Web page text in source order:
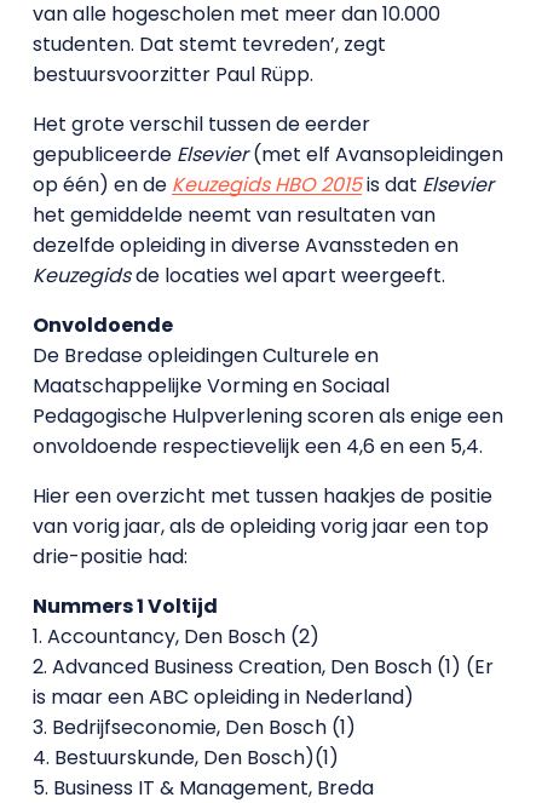
van alle hogescholen met meer dan 10.000
studenten. Dat stemt tevreden’, zegt
bestuursvoorzitter Paul Rüpp.
Het grote verschil tussen de eerder
gepubliceerde Elsevier(met elf Avansopleidingen
op één) en de Keuzegids HBO 2015is dat Elsevier
het gemiddelde neemt van resultaten van
dezelfde opleiding in diverse Avanssteden en
Keuzegidsde locaties wel apart weergeeft.
Onvoldoende
De Bredase opleidingen Culturele en
Maatschappelijke Vorming en Sociaal
Pedagogische Hulpverlening scoren als enige een
onvoldoende respectievelijk een 4,6 en een 5,4.
Hier een overzicht met tussen haakjes de positie
van vorig jaar, als de opleiding vorig jaar een top
drie-positie had:
Nummers 1 Voltijd
1. Accountancy, Den Bosch (2)
2. Advanced Business Creation, Den Bosch (1) (Er
is maar een ABC opleiding in Nederland)
3. Bedrijfseconomie, Den Bosch (1)
4. Bestuurskunde, Den Bosch)(1)
5. Business IT & Management, Breda